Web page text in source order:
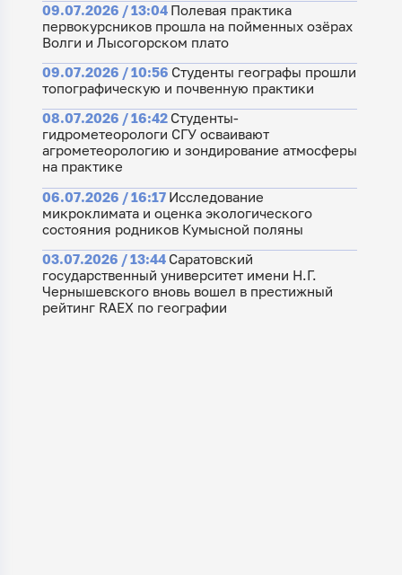
09.07.2026 / 13:04 Полевая практика
первокурсников прошла на пойменных озёрах
Волги и Лысогорском плато
09.07.2026 / 10:56 Студенты географы прошли
топографическую и почвенную практики
08.07.2026 / 16:42 Студенты-
гидрометеорологи СГУ осваивают
агрометеорологию и зондирование атмосферы
на практике
06.07.2026 / 16:17 Исследование
микроклимата и оценка экологического
состояния родников Кумысной поляны
03.07.2026 / 13:44 Саратовский
государственный университет имени Н.Г.
Чернышевского вновь вошел в престижный
рейтинг RAEX по географии